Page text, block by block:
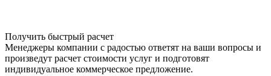
Получить быстрый расчет
Менеджеры компании с радостью ответят на ваши вопросы и
произведут расчет стоимости услуг и подготовят
индивидуальное коммерческое предложение.